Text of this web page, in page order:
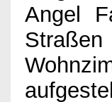
Angel